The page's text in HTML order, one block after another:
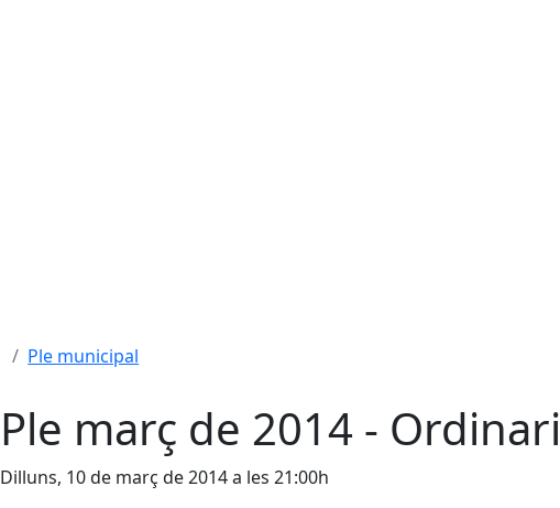
Ple municipal
Ple març de 2014 - Ordinari
Dilluns, 10 de març de 2014 a les 21:00h